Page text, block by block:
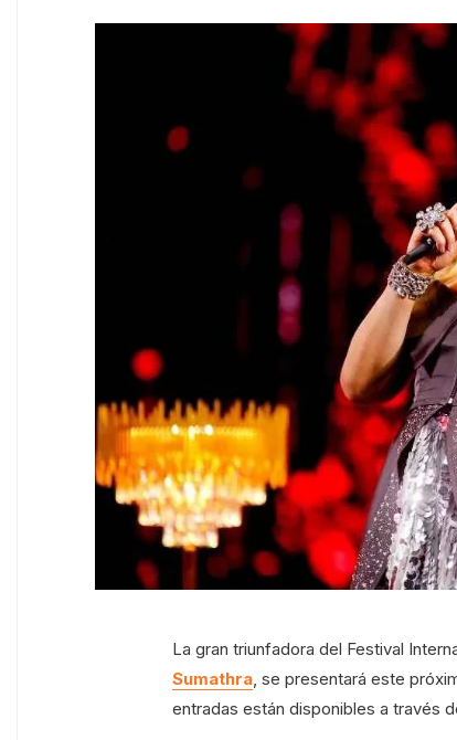
La gran triunfadora del Festival
Sumathra , se presentará este
entradas están disponibles a través